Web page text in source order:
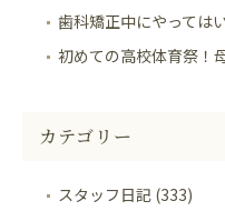
歯科矯正中にやっては
初めての高校体育祭！
カテゴリー
スタッフ日記 (333)